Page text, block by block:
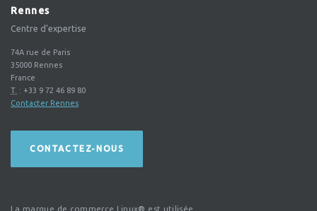
Rennes
Centre d'expertise
74A rue de Paris
35000 Rennes
France
T. : +33 9 72 46 89 80
Contacter Rennes
CONTACTEZ-NOUS
La marque de commerce Linux® est utilisée